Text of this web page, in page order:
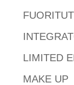
LIMITED
MAKE UP